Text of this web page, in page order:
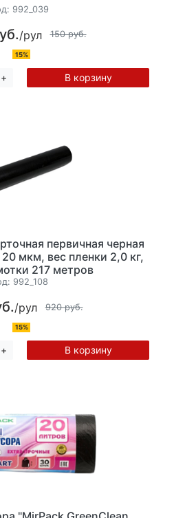
992_039
/рул 150 руб.
15%
+ В корзину
первичная черная
мкм, вес пленки 2,0 кг,
217 метров
992_108
/рул 920 руб.
15%
+ В корзину